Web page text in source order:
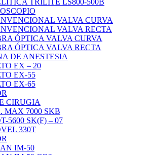
TRILITE LS800-500B
VALVA CURVA
VALVA RECTA
ÓPTICA VALVA CURVA
ÓPTICA VALVA RECTA
DE ANESTESIA
EX – 20
EX-55
EX-65
CIRUGIA
MAX 7000 SKB
5600 SK(F) – 07
330T
IM-50